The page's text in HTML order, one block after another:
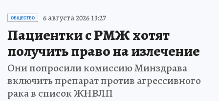
ОБЩЕСТВО 6 августа 2026 13:27
Пациентки с РМЖ хотят
получить право на излечение
Они попросили комиссию Минздрава
включить препарат против агрессивного
рака в список ЖНВЛП